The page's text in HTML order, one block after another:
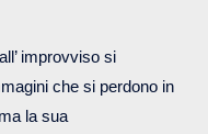
improvviso si
che si perdono in
la sua